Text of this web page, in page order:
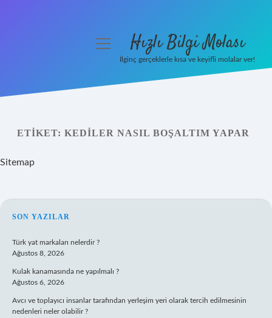
Yasal Uyarı
Hakkımızda
menüyüHızlı Bilgi Molası
İlginç gerçeklerle kısa ve keyifli molalar ver!
ETIKET: KEDILER NASIL BOŞALTIM YAPAR
Sitemap
SIDEBAR
SON YAZILAR
Türk yat markaları nelerdir ?
Ağustos 8, 2026
Kulak kanamasında ne yapılmalı ?
Ağustos 6, 2026
Avcı ve toplayıcı insanlar tarafından yerleşim yeri olarak tercih edilmesinin
nedenleri neler olabilir ?